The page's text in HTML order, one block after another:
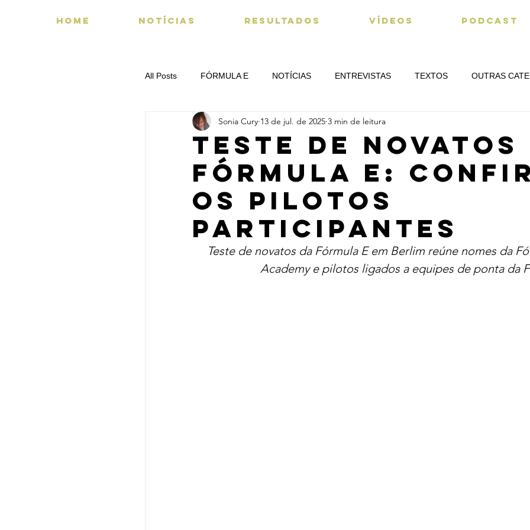
HOME NOTÍCIAS RESULTADOS VÍDEOS PODCAST
All Posts FÓRMULA E NOTÍCIAS ENTREVISTAS TEXTOS OUTRAS
SUSSURROS DO PADDOCK
TESTE DE NOVATOS
FÓRMULA E:
os pilotos
participantes
Sonia Cury 13 de jul. de 2025 3 min de leitura
Teste de novatos da Fórmula E em Berlim reúne nomes da
Academy e pilotos ligados a equipes de ponta da